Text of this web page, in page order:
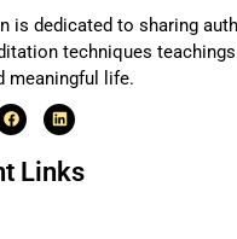
is dedicated to sharing
techniques
meaningful life.
Links